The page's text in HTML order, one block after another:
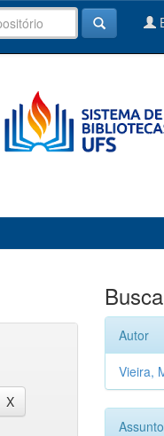
Autor
Vieira,
Assunto